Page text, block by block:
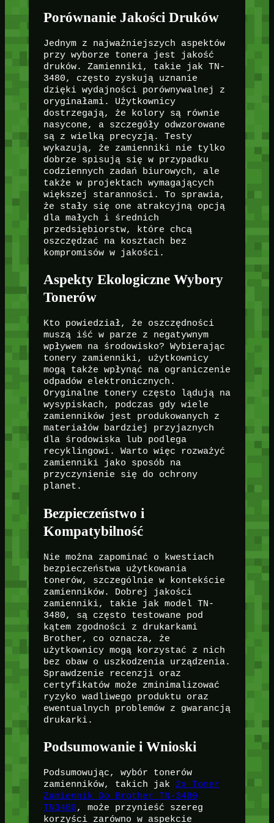
Porównanie Jakości Druków
Jednym z najważniejszych aspektów
przy wyborze tonera jest jakość
druków. Zamienniki, takie jak TN-
3480, często zyskują uznanie
dzięki wydajności porównywalnej z
oryginałami. Użytkownicy
dostrzegają, że kolory są równie
nasycone, a szczegóły odwzorowane
są z wielką precyzją. Testy
wykazują, że zamienniki nie tylko
dobrze spisują się w przypadku
codziennych zadań biurowych, ale
także w projektach wymagających
większej staranności. To sprawia,
że stały się one atrakcyjną opcją
dla małych i średnich
przedsiębiorstw, które chcą
oszczędzać na kosztach bez
kompromisów w jakości.
Aspekty Ekologiczne Wybory
Tonerów
Kto powiedział, że oszczędności
muszą iść w parze z negatywnym
wpływem na środowisko? Wybierając
tonery zamienniki, użytkownicy
mogą także wpłynąć na ograniczenie
odpadów elektronicznych.
Oryginalne tonery często lądują na
wysypiskach, podczas gdy wiele
zamienników jest produkowanych z
materiałów bardziej przyjaznych
dla środowiska lub podlega
recyklingowi. Warto więc rozważyć
zamienniki jako sposób na
przyczynienie się do ochrony
planet.
Bezpieczeństwo i
Kompatybilność
Nie można zapominać o kwestiach
bezpieczeństwa użytkowania
tonerów, szczególnie w kontekście
zamienników. Dobrej jakości
zamienniki, takie jak model TN-
3480, są często testowane pod
kątem zgodności z drukarkami
Brother, co oznacza, że
użytkownicy mogą korzystać z nich
bez obaw o uszkodzenia urządzenia.
Sprawdzenie recenzji oraz
certyfikatów może zminimalizować
ryzyko wadliwego produktu oraz
ewentualnych problemów z gwarancją
drukarki.
Podsumowanie i Wnioski
Podsumowując, wybór tonerów
zamienników, takich jak 2x Toner
Zamiennik Do Brother TN-3480
TN3480, może przynieść szereg
korzyści zarówno w aspekcie